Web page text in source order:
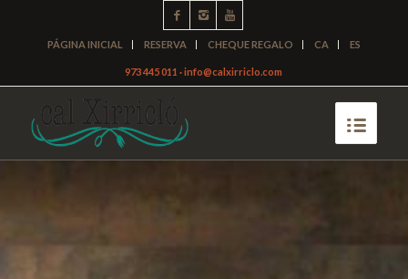
PÁGINA INICIAL RESERVA CHEQUE REGALO CA ES
973 445 011 · info@calxirriclo.com